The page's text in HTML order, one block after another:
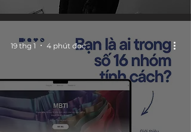
19 thg 1 4 phút đọc